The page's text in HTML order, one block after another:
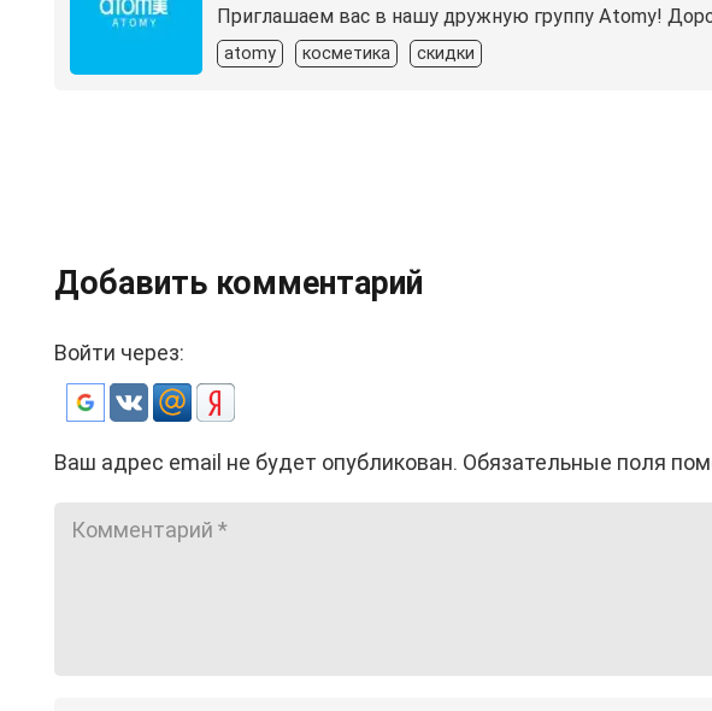
Приглашаем вас в нашу дружную группу Atomy!
atomy косметика скидки
Добавить комментарий
Войти через:
Ваш адрес email не будет опубликован. Обязательные поля